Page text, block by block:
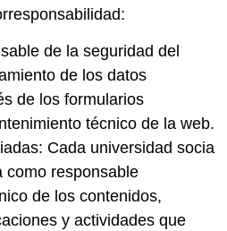
de la seguridad del
de los datos
de los formularios
técnico de la web.
Cada universidad socia
como responsable
de los contenidos,
y actividades que